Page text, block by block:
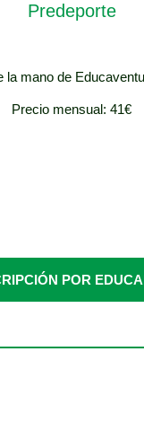
Predeporte
la mano de
Precio mensual: 41€
/
POR